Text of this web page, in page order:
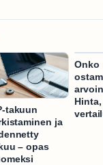
takuun
ja
– opas
Onko